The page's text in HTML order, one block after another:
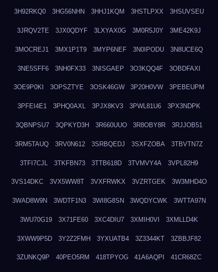
3H92RKQ0 3HG56NHN 3HHJ1KQM 3HSTLPXX 3HSUVSEU
3JRQV2TE 3JX0QDYF 3LXYAX0G 3M0R5J0Y 3ME42K9J
3MOCREJ1 3MX1P1T9 3MYP6NEF 3N0IPODU 3N8UCE6Q
3NE5SFF6 3NH0FX33 3NISGAEP 3O3KQQ4F 3OBDFAXI
3OE9P0KI 3OPSZTYE 3OSK46GW 3P20H0VW 3PEBEUPM
3PFEI4E1 3PHQ0AXL 3PJX8KV3 3PWL81U6 3PX3NDPK
3QBNPSU7 3QPKYD3H 3R660UUO 3R8OBY8R 3RJJOB51
3RM5TAUQ 3RV0N612 3SRBQEDJ 3SXFZOBA 3TBVTN7Z
3TFI7CJL 3TKFBN73 3TTB618D 3TVMVY4A 3VPL82H9
3VS14DKC 3VX5WW8T 3VXFRWKX 3VZRTGEK 3W3MHD4O
3WAD8W9N 3WDTF1N3 3WI8G8SN 3WQDYCWK 3WTTA97N
3WU70G19 3X71FE60 3XC4DIU7 3XMIH0VI 3XMLLD4K
3XWW9P5D 3Y2Z2FMH 3YXUATB4 3Z3344KT 3ZBBJF82
3ZUNKQ9P 40PEO5RM 418TPYOG 41A6AQPI 41CR68ZC